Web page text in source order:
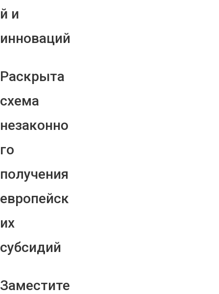
й и
инноваций
Раскрыта
схема
незаконно
го
получения
европейск
их
субсидий
Заместите